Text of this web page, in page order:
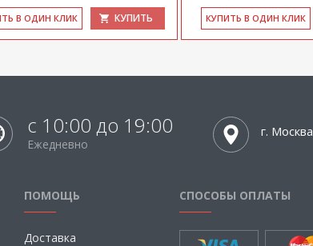
В ОДИН КЛИК КУПИТЬ КУ­ПИТЬ В ОДИН КЛИК
с 10:00 до 19:00
Ежедневно
г. Москва
ПОМОЩЬ
Доставка
СПОСОБЫ ОПЛАТЫ